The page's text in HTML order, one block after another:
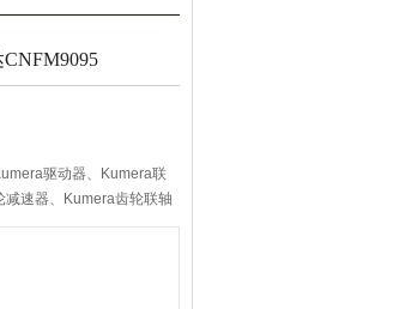
驱动器、Kumera联
速器、Kumera齿轮联轴